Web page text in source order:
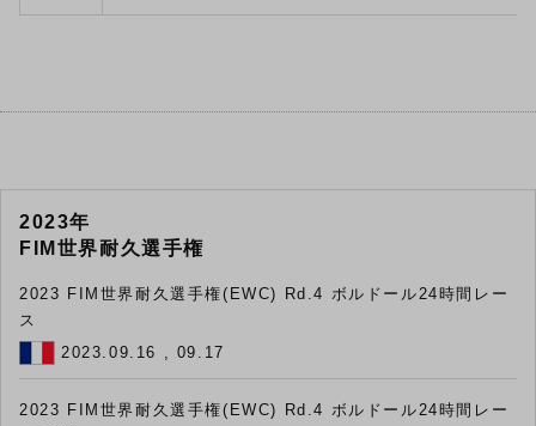
2023年
FIM世界耐久選手権
2023 FIM世界耐久選手権(EWC) Rd.4 ボルドール24時間レー
ス
2023.09.16 , 09.17
2023 FIM世界耐久選手権(EWC) Rd.4 ボルドール24時間レー